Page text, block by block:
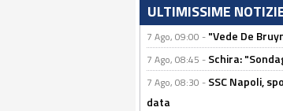
ULTIMISSIME
7 Ago, 09:00 - "Vede De
7 Ago, 08:45 - Schira:
7 Ago, 08:30 - SSC Napoli,
data